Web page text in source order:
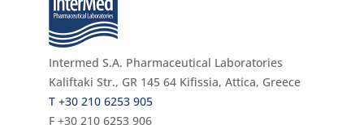
Intermed S.A. Pharmaceutical Laboratories
Kaliftaki Str., GR 145 64 Κifissia, Attica, Greece
Τ +30 210 6253 905
F +30 210 6253 906